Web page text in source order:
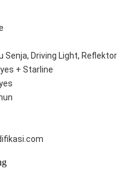
Senja, Driving Light, Reflektor
+ Starline